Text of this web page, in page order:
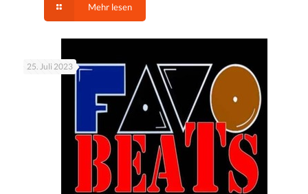
Mehr lesen
25. Juli 2023